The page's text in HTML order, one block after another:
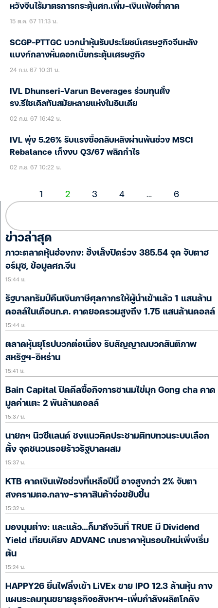
หวังจีนไร้มาตรการกระตุ้นศก.เพิ่ม-เงินเฟ้อต่ำคาด
15 ต.ค. 67 11:13 น.
SCGP-PTTGC บวกนำหุ้นรับประโยชน์เศรษฐกิจจีนหลัง
แบงก์กลางหั่นดอกเบี้ยกระตุ้นเศรษฐกิจ
24 ก.ย. 67 10:31 น.
IVL Dhunseri-Varun Beverages ร่วมทุนตั้ง
รง.รีไซเคิลทันสมัยหลายแห่งในอินเดีย
02 ก.ย. 67 16:42 น.
IVL พุ่ง 5.26% รับแรงซื้อกลับหลังผ่านพ้นช่วง MSCI
Rebalance เก็งงบ Q3/67 พลิกกำไร
02 ก.ย. 67 10:22 น.
1 2 3 4 … 6
ข่าวล่าสุด
ภาวะตลาดหุ้นฮ่องกง: ฮั่งเส็งปิดร่วง 385.54 จุด จับตาฮ
อร์มุซ, ข้อมูลศก.จีน
15:44 น.
รัฐบาลทรัมป์คืนเงินภาษีศุลกากรให้ผู้นำเข้าแล้ว 1 แสนล้าน
ดอลล์ในเดือนก.ค. คาดยอดรวมสูงถึง 1.75 แสนล้านดอลล์
15:44 น.
ตลาดหุ้นยุโรปบวกต่อเนื่อง รับสัญญาณบวกสันติภาพ
สหรัฐฯ-อิหร่าน
15:41 น.
Bain Capital ปิดดีลซื้อกิจการชานมไข่มุก Gong cha คาด
มูลค่าแตะ 2 พันล้านดอลล์
15:37 น.
นายกฯ นิวซีแลนด์ ชงแนวคิดประชามติทบทวนระบบเลือก
ตั้ง จุดชนวนรอยร้าวรัฐบาลผสม
15:37 น.
KTB คาดเงินเฟ้อช่วงที่เหลือปีนี้ อาจสูงกว่า 2% จับตา
สงครามตอ.กลาง-ราคาสินค้าจ่อขยับขึ้น
15:32 น.
มองมุมต่าง: และแล้ว…ก็มาถึงวันที่ TRUE มี Dividend
Yield เทียบเคียง ADVANC เกมราคาหุ้นรอบใหม่เพิ่งเริ่ม
ต้น
15:24 น.
HAPPY26 ยื่นไฟลิ่งเข้า LiVEx ขาย IPO 12.3 ล้านหุ้น กาง
แผนระดมทุนขยายธุรกิจอสังหาฯ-เพิ่มกำลังผลิตโกดัง